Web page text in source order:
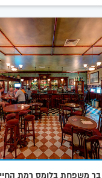
בר משפחת בלומס רמת החייל